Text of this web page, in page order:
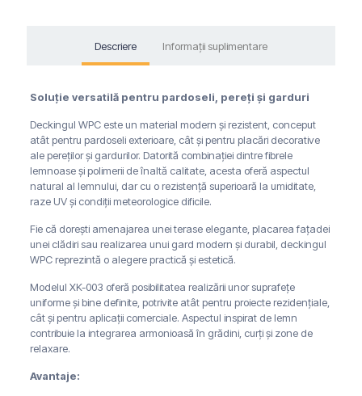
Descriere Informații suplimentare
Soluție versatilă pentru pardoseli, pereți și garduri
Deckingul WPC este un material modern și rezistent, conceput
atât pentru pardoseli exterioare, cât și pentru placări decorative
ale pereților și gardurilor. Datorită combinației dintre fibrele
lemnoase și polimerii de înaltă calitate, acesta oferă aspectul
natural al lemnului, dar cu o rezistență superioară la umiditate,
raze UV și condiții meteorologice dificile.
Fie că dorești amenajarea unei terase elegante, placarea fațadei
unei clădiri sau realizarea unui gard modern și durabil, deckingul
WPC reprezintă o alegere practică și estetică.
Modelul XK-003 oferă posibilitatea realizării unor suprafețe
uniforme și bine definite, potrivite atât pentru proiecte rezidențiale,
cât și pentru aplicații comerciale. Aspectul inspirat de lemn
contribuie la integrarea armonioasă în grădini, curți și zone de
relaxare.
Avantaje: